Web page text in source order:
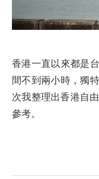
香港一直以來都是
間不到兩小時，獨
次我整理出香港自
參考。